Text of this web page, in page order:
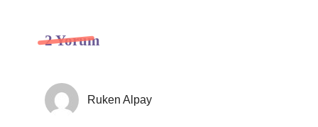
2 Yorum
Ruken Alpay